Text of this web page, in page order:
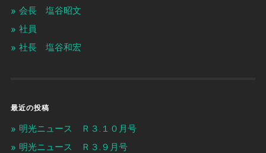
会長 塩谷昭文
社員
社長 塩谷和宏
最近の投稿
明光ニュース Ｒ３.１０月号
明光ニュース Ｒ３.９月号